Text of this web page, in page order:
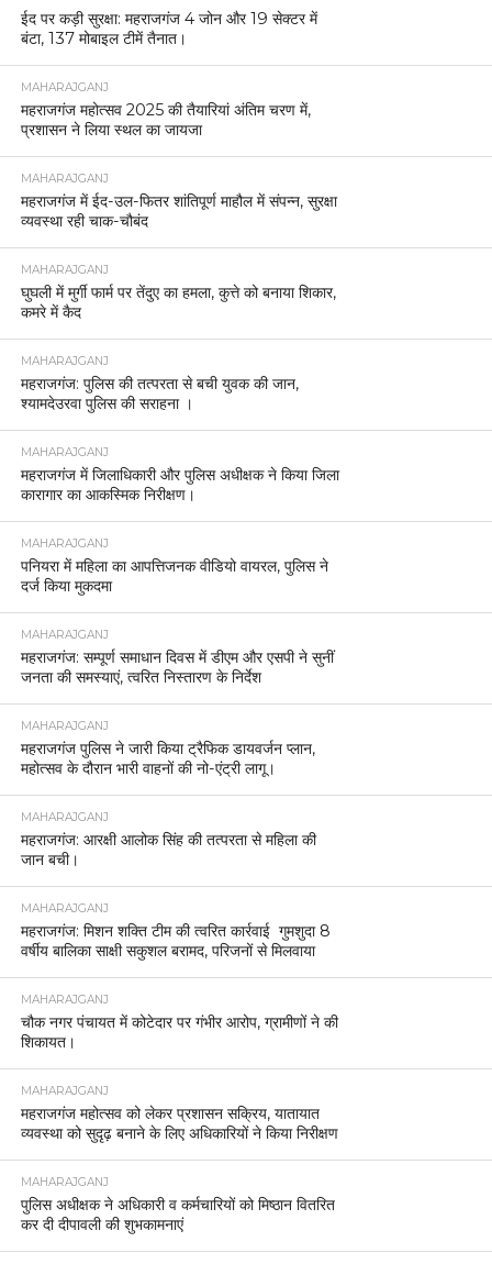
ईद पर कड़ी सुरक्षा: महराजगंज 4 जोन और 19 सेक्टर में
बंटा, 137 मोबाइल टीमें तैनात।
MAHARAJGANJ
महराजगंज महोत्सव 2025 की तैयारियां अंतिम चरण में,
प्रशासन ने लिया स्थल का जायजा
MAHARAJGANJ
महराजगंज में ईद-उल-फितर शांतिपूर्ण माहौल में संपन्न, सुरक्षा
व्यवस्था रही चाक-चौबंद
MAHARAJGANJ
घुघली में मुर्गी फार्म पर तेंदुए का हमला, कुत्ते को बनाया शिकार,
कमरे में कैद
MAHARAJGANJ
महराजगंज: पुलिस की तत्परता से बची युवक की जान,
श्यामदेउरवा पुलिस की सराहना ।
MAHARAJGANJ
महराजगंज में जिलाधिकारी और पुलिस अधीक्षक ने किया जिला
कारागार का आकस्मिक निरीक्षण।
MAHARAJGANJ
पनियरा में महिला का आपत्तिजनक वीडियो वायरल, पुलिस ने
दर्ज किया मुकदमा
MAHARAJGANJ
महराजगंज: सम्पूर्ण समाधान दिवस में डीएम और एसपी ने सुनीं
जनता की समस्याएं, त्वरित निस्तारण के निर्देश
MAHARAJGANJ
महराजगंज पुलिस ने जारी किया ट्रैफिक डायवर्जन प्लान,
महोत्सव के दौरान भारी वाहनों की नो-एंट्री लागू।
MAHARAJGANJ
महराजगंज: आरक्षी आलोक सिंह की तत्परता से महिला की
जान बची।
MAHARAJGANJ
महराजगंज: मिशन शक्ति टीम की त्वरित कार्रवाई गुमशुदा 8
वर्षीय बालिका साक्षी सकुशल बरामद, परिजनों से मिलवाया
MAHARAJGANJ
चौक नगर पंचायत में कोटेदार पर गंभीर आरोप, ग्रामीणों ने की
शिकायत।
MAHARAJGANJ
महराजगंज महोत्सव को लेकर प्रशासन सक्रिय, यातायात
व्यवस्था को सुदृढ़ बनाने के लिए अधिकारियों ने किया निरीक्षण
MAHARAJGANJ
पुलिस अधीक्षक ने अधिकारी व कर्मचारियों को मिष्ठान वितरित
कर दी दीपावली की शुभकामनाएं